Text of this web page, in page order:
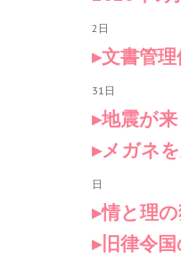
2日
文書管
31日
地震が
メガネ
日
情と理
旧律令